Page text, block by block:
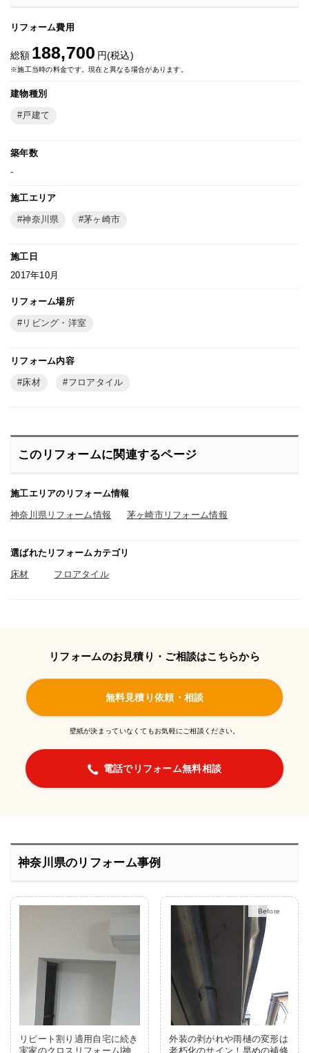
リフォーム費用
総額 188,700 円(税込)
※施工当時の料金です。現在と異なる場合があります。
建物種別
戸建て
築年数
-
施工エリア
神奈川県 茅ヶ崎市
施工日
2017年10月
リフォーム場所
リビング・洋室
リフォーム内容
床材 フロアタイル
このリフォームに関連するページ
施工エリアのリフォーム情報
神奈川県リフォーム情報 茅ヶ崎市リフォーム情報
選ばれたリフォームカテゴリ
床材 フロアタイル
リフォームのお見積り・ご相談はこちらから
無料見積り依頼・相談
壁紙が決まっていなくてもお気軽にご相談ください。
電話でリフォーム無料相談
神奈川県のリフォーム事例
リピート割り適用自宅に続き
実家のクロスリフォーム|神
After
外装の剥がれや雨樋の変形は
老朽化のサイン！早めの補修